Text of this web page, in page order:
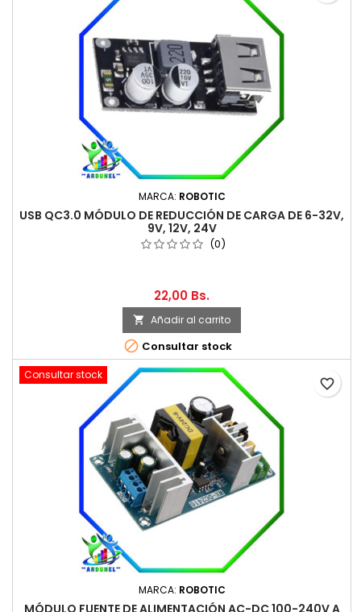
MARCA: ROBOTIC
USB QC3.0 MÓDULO DE REDUCCIÓN DE CARGA DE 6-32V,
9V, 12V, 24V
(0)
22,00 Bs.
 Añadir al carrito
 Consultar stock
Consultar stock
MARCA: ROBOTIC
favorite_border